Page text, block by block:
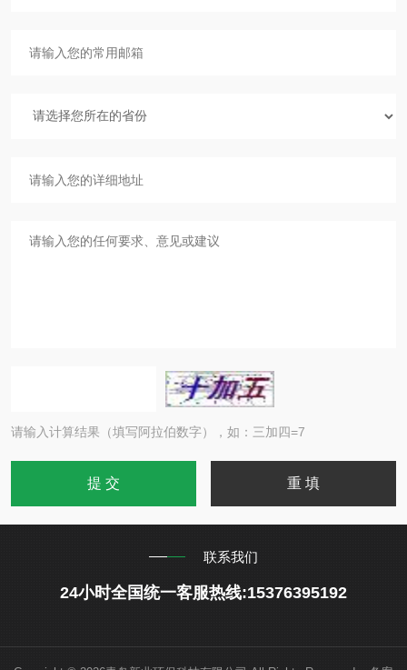
请输入计算结果（填写阿拉伯数字），如：三加四=7
联系我们
24小时全国统一客服热线:15376395192